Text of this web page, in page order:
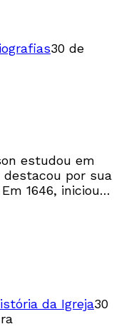
30 de
estudou em
destacou por sua
1646, iniciou
da Igreja30